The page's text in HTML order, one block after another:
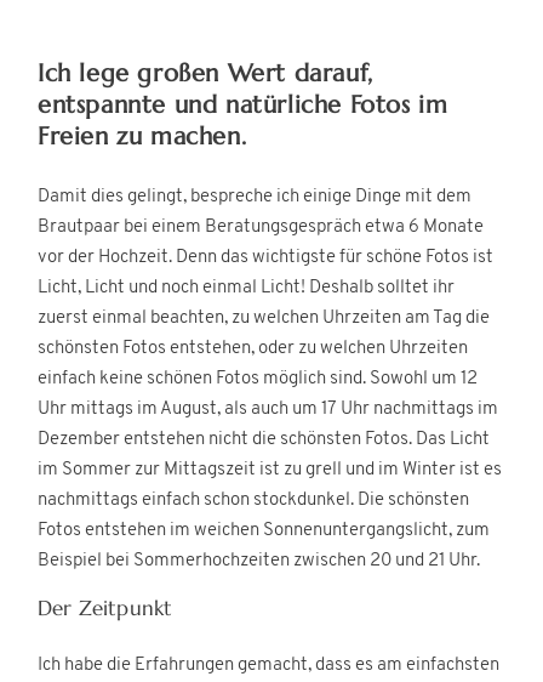
Ich lege großen Wert darauf,
entspannte und natürliche Fotos im
Freien zu machen.
Damit dies gelingt, bespreche ich einige Dinge mit dem
Brautpaar bei einem Beratungsgespräch etwa 6 Monate
vor der Hochzeit. Denn das wichtigste für schöne Fotos ist
Licht, Licht und noch einmal Licht! Deshalb solltet ihr
zuerst einmal beachten, zu welchen Uhrzeiten am Tag die
schönsten Fotos entstehen, oder zu welchen Uhrzeiten
einfach keine schönen Fotos möglich sind. Sowohl um 12
Uhr mittags im August, als auch um 17 Uhr nachmittags im
Dezember entstehen nicht die schönsten Fotos. Das Licht
im Sommer zur Mittagszeit ist zu grell und im Winter ist es
nachmittags einfach schon stockdunkel. Die schönsten
Fotos entstehen im weichen Sonnenuntergangslicht, zum
Beispiel bei Sommerhochzeiten zwischen 20 und 21 Uhr.
Der Zeitpunkt
Ich habe die Erfahrungen gemacht, dass es am einfachsten